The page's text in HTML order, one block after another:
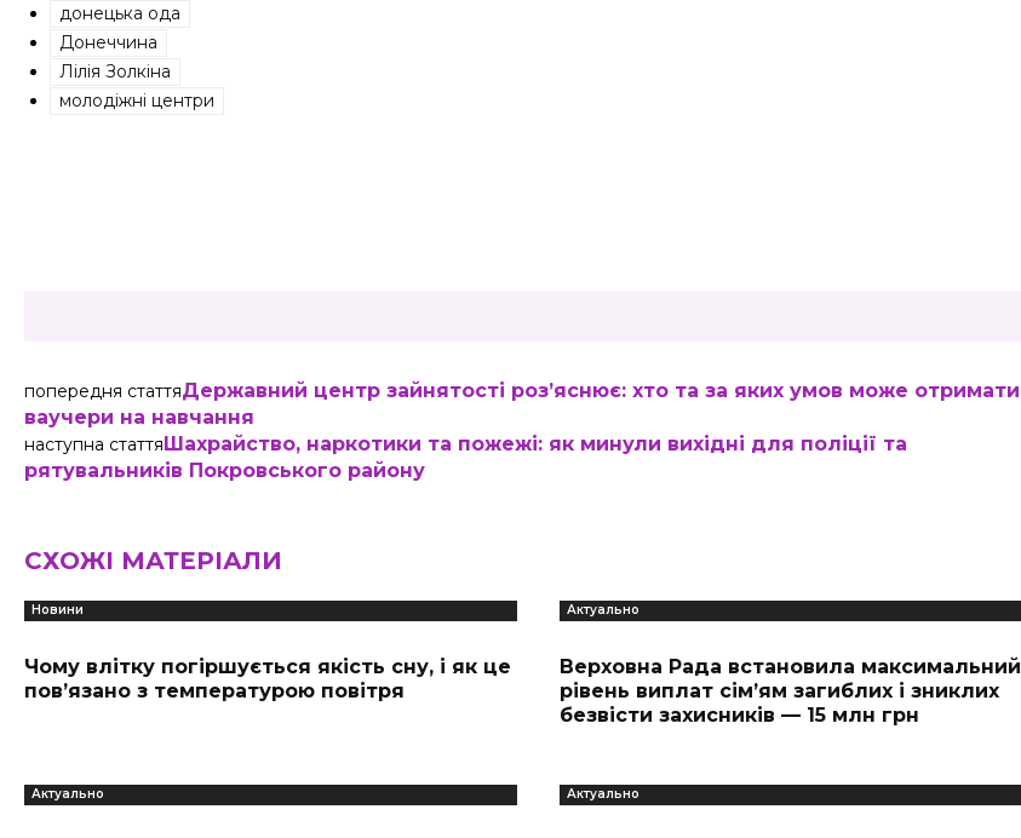
донецька ода
Донеччина
Лілія Золкіна
молодіжні центри
попередня статтяДержавний центр зайнятості роз’яснює: хто та за яких умов може отримати
ваучери на навчання
наступна статтяШахрайство, наркотики та пожежі: як минули вихідні для поліції та
рятувальників Покровського району
СХОЖІ МАТЕРІАЛИ
Новини
Чому влітку погіршується якість сну, і як це
пов’язано з температурою повітря
Актуально
Верховна Рада встановила максимальний
рівень виплат сім’ям загиблих і зниклих
безвісти захисників — 15 млн грн
Актуально Актуально